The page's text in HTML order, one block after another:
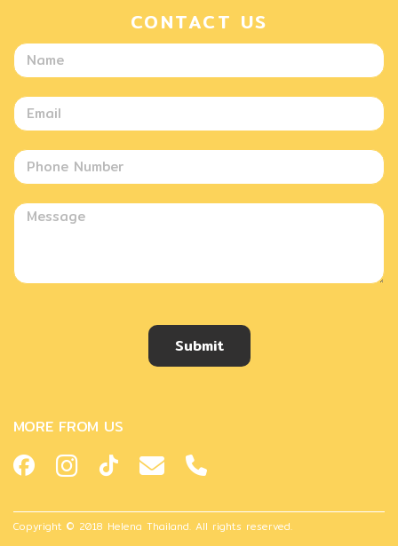
CONTACT US
Submit
MORE FROM US
Copyright © 2018 Helena Thailand. All rights reserved.